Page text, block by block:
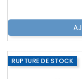
RUPTURE DE STOCK